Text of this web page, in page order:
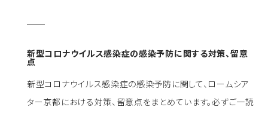
新型コロナウイルス感染症の感染予防に関する対策、留意
点
新型コロナウイルス感染症の感染予防に関して、ロームシア
ター京都における対策、留意点をまとめています。必ずご一読